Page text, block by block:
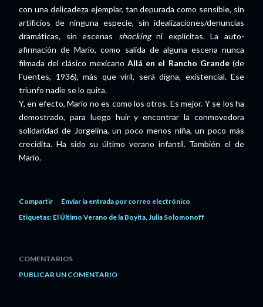
con una delicadeza ejemplar, tan depurada como sensible, sin
artificios de ninguna especie, sin idealizaciones/denuncias
dramáticas, sin escenas shockingni explícitas. La auto-
afirmación de Mario, como salida de alguna escena nunca
filmada del clásico mexicano Allá en el Rancho Grande(de
Fuentes, 1936), más que viril, será digna, existencial. Ese
triunfo nadie se lo quita.
Y, en efecto, Mario no es como los otros. Es mejor. Y se los ha
demostrado, para luego huir y encontrar la conmovedora
solidaridad de Jorgelina, un poco menos niña, un poco más
crecidita. Ha sido su último verano infantil. También el de
Mario.
Compartir
Enviar la entrada por correo electrónico
Etiquetas: El Último Verano de la Boyita Julia Solomonoff
COMENTARIOS
PUBLICAR UN COMENTARIO